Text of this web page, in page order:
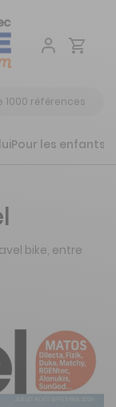
Aller
Pour les enfants
bike, entre